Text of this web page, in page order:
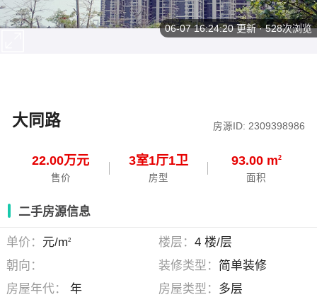
大同路 房源ID: 2309398986
22.00万元
售价
3室1厅1卫
房型
93.00 m2
面积
06-07 16:24:20更新 · 528次浏览
二手房源信息
单价： 元/m2 楼层： 4 楼/层
朝向：
装修类型： 简单装修
房屋年代：
年 房屋类型： 多层